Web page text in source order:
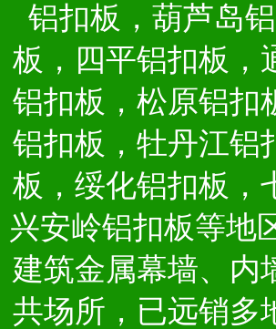
铝扣板，葫芦岛
板，四平铝扣板，
铝扣板，松原铝扣
铝扣板，牡丹江铝
板，绥化铝扣板，
兴安岭铝扣板等地
建筑金属幕墙、内
共场所，已远销多